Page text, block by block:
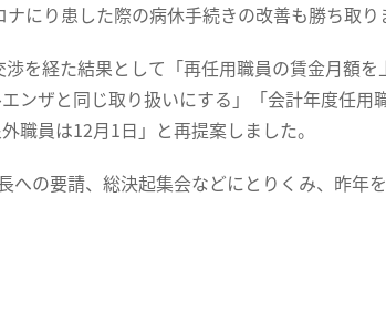
にり患した際の病休手続きの改善も勝ち取り
を経た結果として「再任用職員の賃金月額を
ンザと同じ取り扱いにする」「会計年度任用
職員は12月1日」と再提案しました。
の要請、総決起集会などにとりくみ、昨年